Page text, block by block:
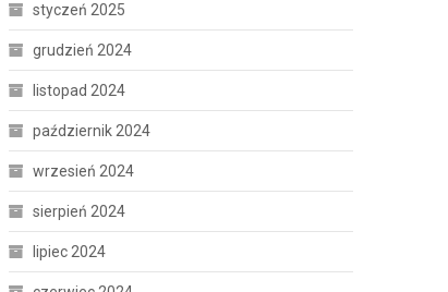
styczeń 2025
grudzień 2024
listopad 2024
październik 2024
wrzesień 2024
sierpień 2024
lipiec 2024